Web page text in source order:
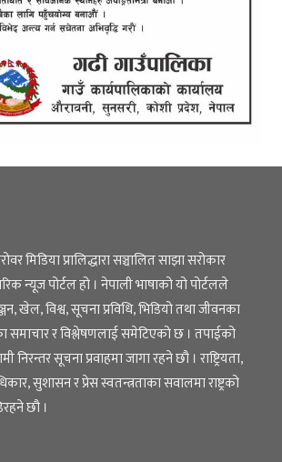
मिडिया प्रालिद्धारा सञ्चालित साझा सरोकार
न्यूज पोर्टल हो । नेपाली भाषाको यो पोर्टलले
खेल, विश्व, सूचना प्रविधि, भिडियो तथा जीवनका
समाचार र विश्लेषणलाई समेटिएको छ । तपाईको
सूचना प्रवाहमा जागा रहने छौ । राष्ट्रियता,
सुशासन र प्रेस स्वतन्त्रताका सवालमा राष्ट्रको
छौ ।